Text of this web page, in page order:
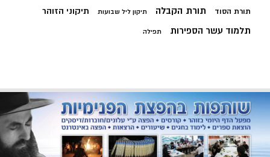
תורת הסוד תורת הקבלה תיקון ליל שבועות תיקוני הזוהר
תלמוד עשר הספירות תפילה